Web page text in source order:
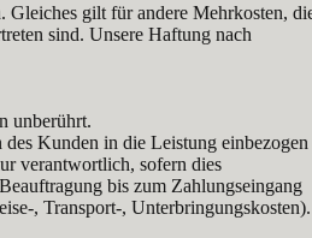
Gleiches gilt für andere Mehrkosten,
sind. Unsere Haftung nach
unberührt.
Kunden in die Leistung einbezogen
verantwortlich, sofern dies
bis zum Zahlungseingang
, Transport-, Unterbringungskosten).